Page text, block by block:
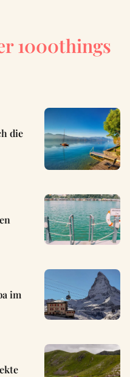
1000things
die
im